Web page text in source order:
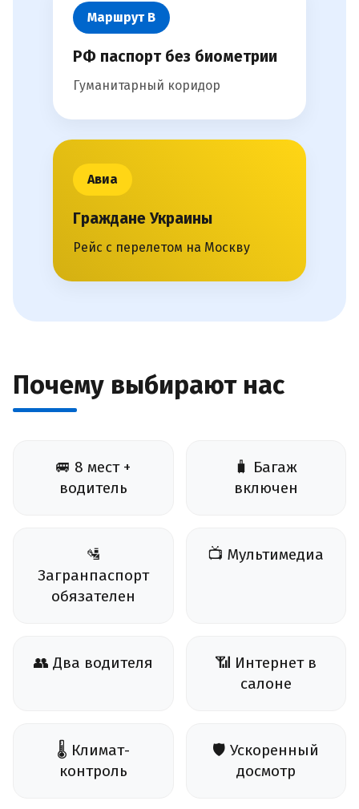
Маршрут В
РФ паспорт без биометрии
Гуманитарный коридор
Авиа
Граждане Украины
Рейс с перелетом на Москву
Почему выбирают нас
🚐 8 мест +
водитель
🧳 Багаж
включен
🛂
Загранпаспорт
обязателен
📺 Мультимедиа
👥 Два водителя
📶 Интернет в
салоне
🌡️ Климат-
контроль
🛡️ Ускоренный
досмотр